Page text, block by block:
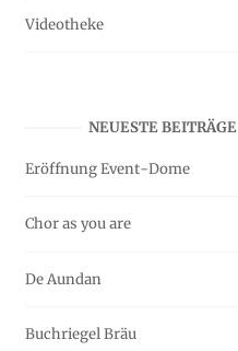
Videotheke
NEUESTE BEITRÄGE
Eröffnung Event-Dome
Chor as you are
De Aundan
Buchriegel Bräu